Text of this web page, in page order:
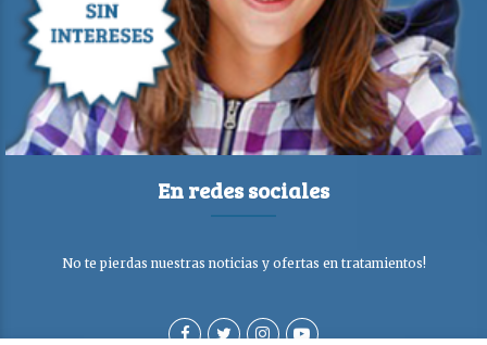
En redes sociales
No te pierdas nuestras noticias y ofertas en tratamientos!